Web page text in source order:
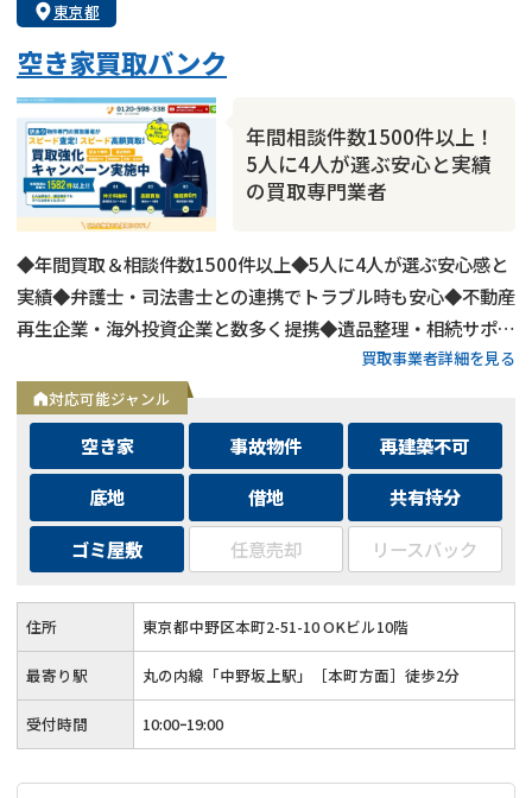
東京都
空き家買取バンク
年間相談件数1500件以上！
5人に4人が選ぶ安心と実績
の買取専門業者
◆年間買取＆相談件数1500件以上◆5人に4人が選ぶ安心感と
実績◆弁護士・司法書士との連携でトラブル時も安心◆不動産
再生企業・海外投資企業と数多く提携◆遺品整理・相続サポー
トも可能◆メールとLINEは24時間相談受付中買取事業者詳細を見る
対応可能ジャンル
空き家 事故物件
再建築不可
底地
借地
共有持分
ゴミ屋敷
任意売却 リースバック
住所 東京都中野区本町2-51-10 OKビル10階
最寄り駅 丸の内線「中野坂上駅」［本町方面］徒歩2分
受付時間 10:00ｰ19:00